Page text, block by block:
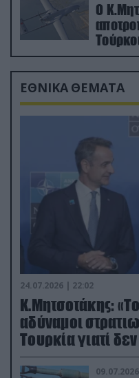
Ο
drone
ΕΘΝΙΚΑ ΘΕΜΑΤΑ
24.07.2026 | 22:02
Κ.Μητσοτάκης:
αδύναμοι
Τουρκία γιατί
(βίντεο)
09.07.2026